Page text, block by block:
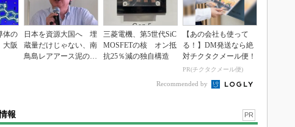
体の
大阪
日本を資源大国へ 埋
蔵量だけじゃない、南
鳥島レアアース泥の価
三菱電機、第5世代SiC
MOSFETの核 オン抵
抗25％減の独自構造
【あの会社も使って
る！】DM発送なら絶
対チクタクメール便！
PR(チクタクメール便)
Recommended by
報 PR